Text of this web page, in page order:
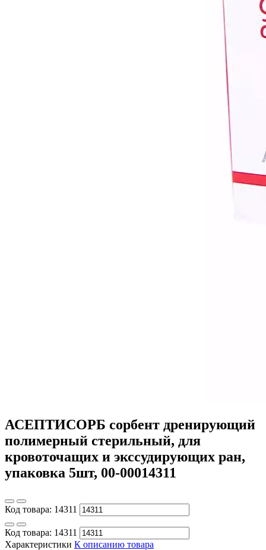
АСЕПТИСОРБ сорбент дренирующий
полимерный стерильный, для
кровоточащих и экссудирующих ран,
упаковка 5шт, 00-00014311
Код товара: 14311
Код товара: 14311
Характеристики К описанию товара